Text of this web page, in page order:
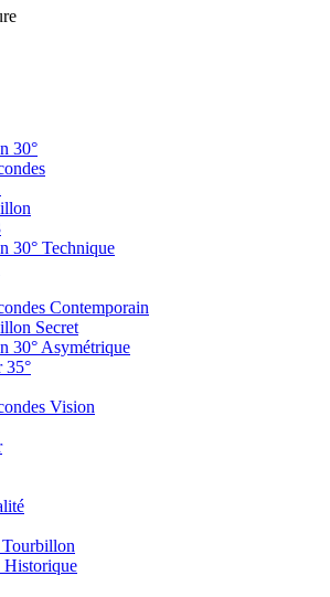
30°
30° Technique
Contemporain
Secret
30° Asymétrique
35°
Vision
Historique